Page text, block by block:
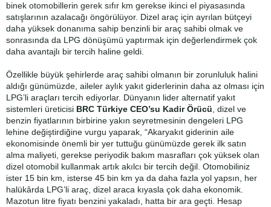
binek otomobillerin gerek sıfır km gerekse ikinci el piyasasında
satışlarının azalacağı öngörülüyor. Dizel araç için ayrılan bütçeyi
daha yüksek donanıma sahip benzinli bir araç sahibi olmak ve
sonrasında da LPG dönüşümü yaptırmak için değerlendirmek çok
daha avantajlı bir tercih haline geldi.
Özellikle büyük şehirlerde araç sahibi olmanın bir zorunluluk halini
aldığı günümüzde, aileler aylık yakıt giderlerinin daha az olması için
LPG’li araçları tercih ediyorlar. Dünyanın lider alternatif yakıt
sistemleri üreticisi BRC Türkiye CEO’su Kadir Örücü , dizel ve
benzin fiyatlarının birbirine yakın seyretmesinin dengeleri LPG
lehine değiştirdiğine vurgu yaparak, “Akaryakıt giderinin aile
ekonomisinde önemli bir yer tuttuğu günümüzde gerek ilk satın
alma maliyeti, gerekse periyodik bakım masrafları çok yüksek olan
dizel otomobil kullanmak artık akılcı bir tercih değil. Otomobiliniz
ister 15 bin km, isterse 45 bin km ya da daha fazla yol yapsın, her
halükârda LPG’li araç, dizel araca kıyasla çok daha ekonomik.
Mazotun litre fiyatı benzini yakaladı, hatta bir ara geçti. Hesap